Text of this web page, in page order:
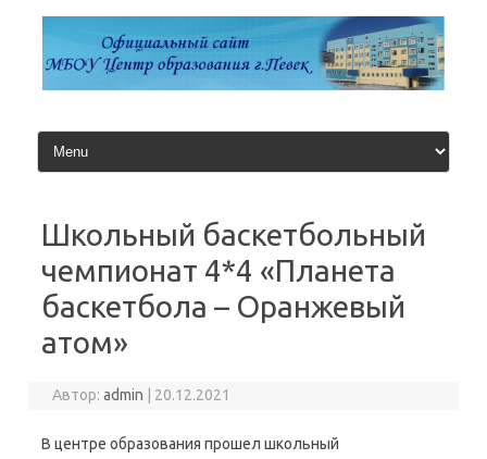
содержимому
Школьный баскетбольный
чемпионат 4*4 «Планета
баскетбола – Оранжевый
атом»
Автор:admin 20.12.2021
В центре образования прошел школьный